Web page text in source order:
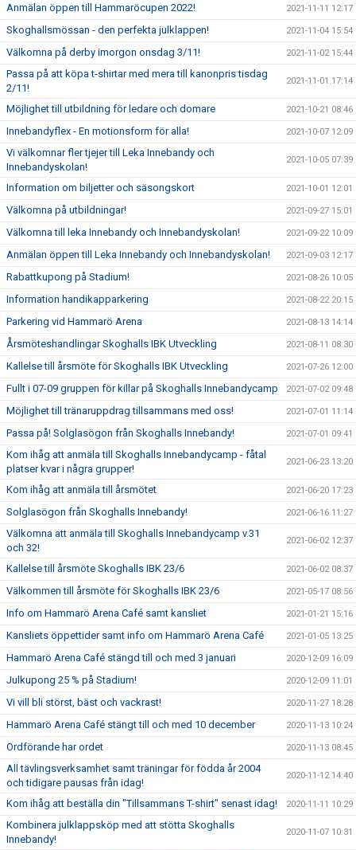
Anmälan öppen till Hammaröcupen 2022! 2021-11-11 12:17
Skoghallsmössan - den perfekta julklappen! 2021-11-04 15:54
Välkomna på derby imorgon onsdag 3/11! 2021-11-02 15:44
Passa på att köpa t-shirtar med mera till kanonpris tisdag
2/11!
2021-11-01 17:14
Möjlighet till utbildning för ledare och domare 2021-10-21 08:46
Innebandyflex - En motionsform för alla! 2021-10-07 12:09
Vi välkomnar fler tjejer till Leka Innebandy och
Innebandyskolan!
2021-10-05 07:39
Information om biljetter och säsongskort 2021-10-01 12:01
Välkomna på utbildningar! 2021-09-27 15:01
Välkomna till leka Innebandy och Innebandyskolan! 2021-09-22 10:09
Anmälan öppen till Leka Innebandy och Innebandyskolan! 2021-09-03 12:17
Rabattkupong på Stadium! 2021-08-26 10:05
Information handikapparkering 2021-08-22 20:15
Parkering vid Hammarö Arena 2021-08-13 14:14
Årsmöteshandlingar Skoghalls IBK Utveckling 2021-08-11 08:30
Kallelse till årsmöte för Skoghalls IBK Utveckling 2021-07-26 12:00
Fullt i 07-09 gruppen för killar på Skoghalls Innebandycamp 2021-07-02 09:48
Möjlighet till tränaruppdrag tillsammans med oss! 2021-07-01 11:14
Passa på! Solglasögon från Skoghalls Innebandy! 2021-07-01 09:41
Kom ihåg att anmäla till Skoghalls Innebandycamp - fåtal
platser kvar i några grupper!
2021-06-23 13:20
Kom ihåg att anmäla till årsmötet 2021-06-20 17:23
Solglasögon från Skoghalls Innebandy! 2021-06-16 11:27
Välkomna att anmäla till Skoghalls Innebandycamp v.31
och 32!
2021-06-02 12:37
Kallelse till årsmöte Skoghalls IBK 23/6 2021-06-02 08:37
Välkommen till årsmöte för Skoghalls IBK 23/6 2021-05-17 08:56
Info om Hammarö Arena Café samt kansliet 2021-01-21 15:16
Kansliets öppettider samt info om Hammarö Arena Café 2021-01-05 13:25
Hammarö Arena Café stängd till och med 3 januari 2020-12-09 16:09
Julkupong 25 % på Stadium! 2020-12-09 11:01
Vi vill bli störst, bäst och vackrast! 2020-11-27 18:28
Hammarö Arena Café stängt till och med 10 december 2020-11-13 10:24
Ordförande har ordet 2020-11-13 08:45
All tävlingsverksamhet samt träningar för födda år 2004
och tidigare pausas från idag!
2020-11-12 14:40
Kom ihåg att beställa din "Tillsammans T-shirt" senast idag! 2020-11-11 10:29
Kombinera julklappsköp med att stötta Skoghalls
Innebandy!
2020-11-07 10:31